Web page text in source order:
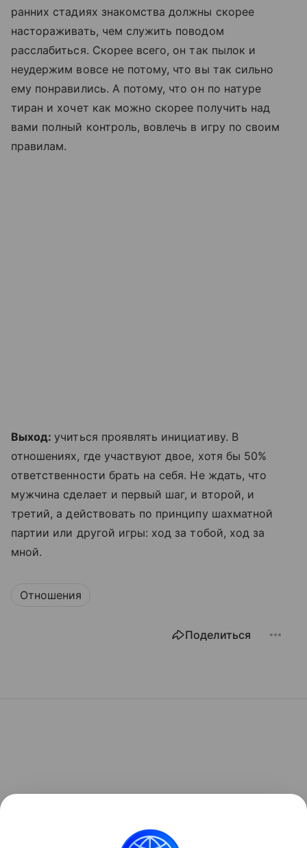
ранних стадиях знакомства должны скорее
настораживать, чем служить поводом
расслабиться. Скорее всего, он так пылок и
неудержим вовсе не потому, что вы так сильно
ему понравились. А потому, что он по натуре
тиран и хочет как можно скорее получить над
вами полный контроль, вовлечь в игру по своим
правилам.
Выход:учиться проявлять инициативу. В
отношениях, где участвуют двое, хотя бы 50%
ответственности брать на себя. Не ждать, что
мужчина сделает и первый шаг, и второй, и
третий, а действовать по принципу шахматной
партии или другой игры: ход за тобой, ход за
мной.
Отношения
Поделиться